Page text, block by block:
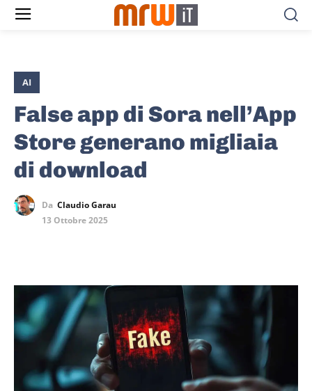
AI
False app di Sora nell’App
Store generano migliaia
di download
Da Claudio Garau
13 Ottobre 2025